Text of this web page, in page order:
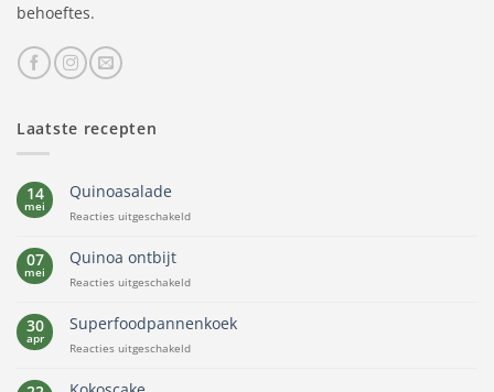
behoeftes.
Laatste recepten
14
mei
Quinoasalade
Reacties uitgeschakeldvoor
07
mei
Quinoa ontbijt
Reacties uitgeschakeldvoor
ontbijt
30
apr
Superfoodpannenkoek
Reacties uitgeschakeldvoor